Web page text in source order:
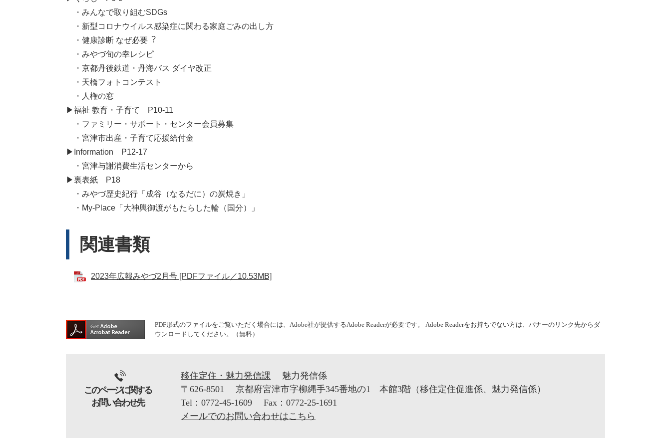
​・みんなで取り組むSDGs
・新型コロナウイルス感染症に関わる家庭ごみの出し⽅
​ ・健康診断 なぜ必要︖
・みやづ旬の幸レシピ
・京都丹後鉄道・丹海バス ダイヤ改正
・天橋フォトコンテスト
・⼈権の窓
​▶福祉 教育・⼦育て P10-11
・ファミリー・サポート・センター会員募集
​ ・宮津市出産・⼦育て応援給付⾦
​​▶Information P12-17
​ ・宮津与謝消費生活センターから
​​▶裏表紙 P18
・みやづ歴史紀行「成谷（なるだに）の炭焼き」
・My-Place「⼤神輿御渡がもたらした輪（国分）」
関連書類
2023年広報みやづ2月号 [PDFファイル／10.53MB]
PDF形式のファイルをご覧いただく場合には、Adobe社が提供するAdobe Readerが必要です。
Adobe Readerをお持ちでない方は、バナーのリンク先からダ
ウンロードしてください。（無料）
このページに関する
お問い合わせ先
移住定住・魅力発信課
魅力発信係
〒626-8501
京都府宮津市字柳縄手345番地の1 本館3階（移住定住促進係、魅力発信係）
Tel：0772-45-1609
Fax：0772-25-1691
メールでのお問い合わせはこちら